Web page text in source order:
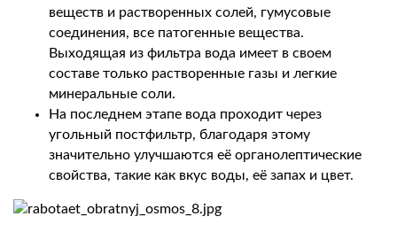
веществ и растворенных солей, гумусовые
соединения, все патогенные вещества.
Выходящая из фильтра вода имеет в своем
составе только растворенные газы и легкие
минеральные соли.
На последнем этапе вода проходит через
угольный постфильтр, благодаря этому
значительно улучшаются её органолептические
свойства, такие как вкус воды, её запах и цвет.